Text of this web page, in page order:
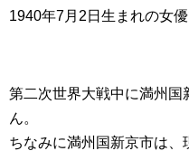
1940年7月2日生まれの女優
第二次世界大戦中に満州国
ん。
ちなみに満州国新京市は